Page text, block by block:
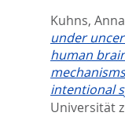
Kuhns,
under
human
intentional
Universität